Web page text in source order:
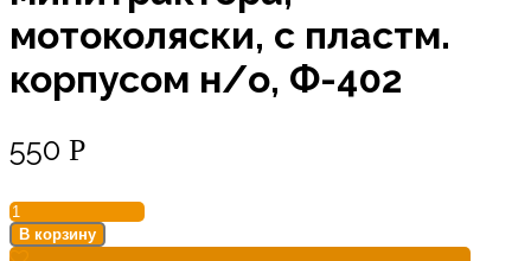
мотоколяски, с пластм.
корпусом н/о, Ф-402
550 Р
Количество
товара
Фонарь
В корзину